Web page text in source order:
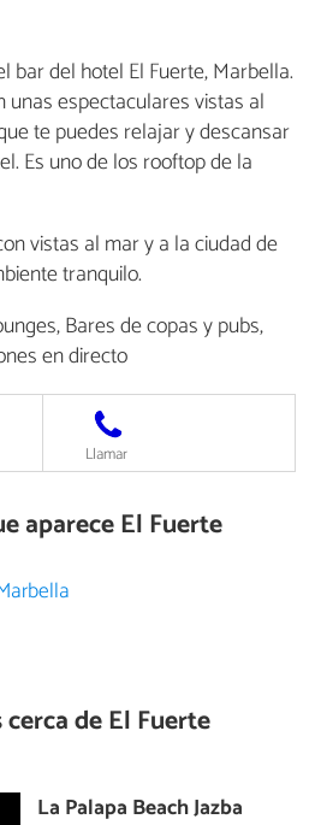
bar del hotel El Fuerte, Marbella.
unas espectaculares vistas al
te puedes relajar y descansar
Es uno de los rooftop de la
vistas al mar y a la ciudad de
tranquilo.
Bares de copas y pubs,
en directo
Llamar
aparece El Fuerte
deEl Fuerte
La Palapa Beach Jazba